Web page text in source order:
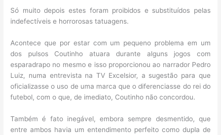
Só muito depois estes foram proibidos e substituídos pelas
indefectíveis e horrorosas tatuagens.
Acontece que por estar com um pequeno problema em um
dos pulsos Coutinho atuara durante alguns jogos com
esparadrapo no mesmo e isso proporcionou ao narrador Pedro
Luiz, numa entrevista na TV Excelsior, a sugestão para que
oficializasse o uso de uma marca que o diferenciasse do rei do
futebol, com o que, de imediato, Coutinho não concordou.
Também é fato inegável, embora sempre desmentido, que
entre ambos havia um entendimento perfeito como dupla de